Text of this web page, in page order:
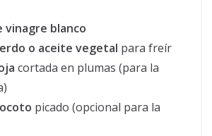
vinagre blanco
o aceite vegetal para freír
cortada en plumas (para la
picado (opcional para la